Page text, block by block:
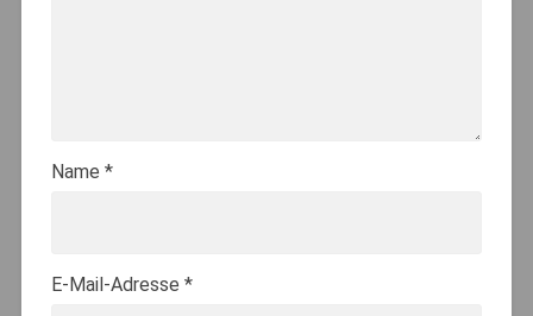
Name *
E-Mail-Adresse *